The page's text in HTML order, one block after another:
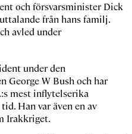
och försvarsminister Dick
från hans familj.
avled under
under den
George W Bush och har
mest inflytelserika
Han var även en av
Irakkriget.